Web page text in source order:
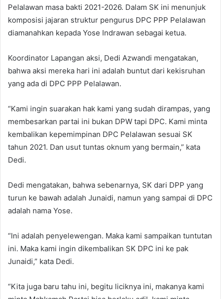
Pelalawan masa bakti 2021-2026. Dalam SK ini menunjuk
komposisi jajaran struktur pengurus DPC PPP Pelalawan
diamanahkan kepada Yose Indrawan sebagai ketua.
Koordinator Lapangan aksi, Dedi Azwandi mengatakan,
bahwa aksi mereka hari ini adalah buntut dari kekisruhan
yang ada di DPC PPP Pelalawan.
“Kami ingin suarakan hak kami yang sudah dirampas, yang
membesarkan partai ini bukan DPW tapi DPC. Kami minta
kembalikan kepemimpinan DPC Pelalawan sesuai SK
tahun 2021. Dan usut tuntas oknum yang bermain,” kata
Dedi.
Dedi mengatakan, bahwa sebenarnya, SK dari DPP yang
turun ke bawah adalah Junaidi, namun yang sampai di DPC
adalah nama Yose.
“Ini adalah penyelewengan. Maka kami sampaikan tuntutan
ini. Maka kami ingin dikembalikan SK DPC ini ke pak
Junaidi,” kata Dedi.
“Kita juga baru tahu ini, begitu liciknya ini, makanya kami